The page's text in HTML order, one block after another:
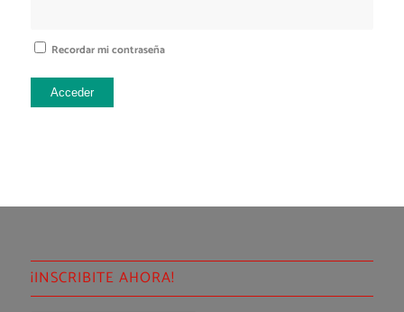
Recordar mi contraseña
Acceder
¡INSCRIBITE AHORA!